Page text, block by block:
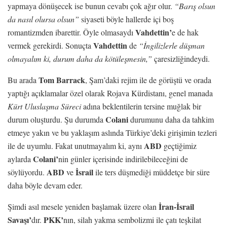
yapmaya dönüşecek ise bunun cevabı çok ağır olur. “Barış olsun
da nasıl olursa olsun” siyaseti böyle hallerde içi boş
romantizmden ibarettir. Öyle olmasaydı Vahdettin’e de hak
vermek gerekirdi. Sonuçta Vahdettinde “İngilizlerle düşman
olmayalım ki, durum daha da kötüleşmesin,” çaresizliğindeydi.
Bu arada Tom Barrack, Şam’daki rejim ile de görüştü ve orada
yaptığı açıklamalar özel olarak Rojava Kürdistanı, genel manada
Kürt Uluslaşma Süreciadına beklentilerin tersine muğlak bir
durum oluşturdu. Şu durumda Colanidurumunu daha da tahkim
etmeye yakın ve bu yaklaşım aslında Türkiye’deki girişimin tezleri
ile de uyumlu. Fakat unutmayalım ki, aynı ABD geçtiğimiz
aylarda Colani’nin günler içerisinde indirilebileceğini de
söylüyordu. ABD veİsrailile ters düşmediği müddetçe bir süre
daha böyle devam eder.
Şimdi asıl mesele yeniden başlamak üzere olan İran-İsrail
Savaşı’dır. PKK’nın, silah yakma sembolizmi ile çatı teşkilat